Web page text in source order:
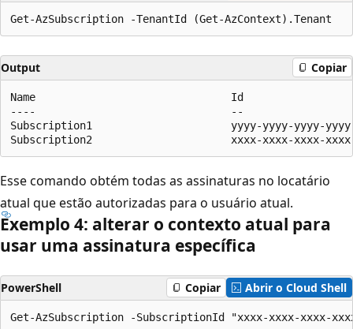
Output Copiar
Name                               Id
----                               --
Subscription1                      yyyy-yyyy-yyyy-yyyy
Esse comando obtém todas as assinaturas no locatário
atual que estão autorizadas para o usuário atual.
Exemplo 4: alterar o contexto atual para
usar uma assinatura específica
PowerShell Copiar Abrir o Cloud Shell